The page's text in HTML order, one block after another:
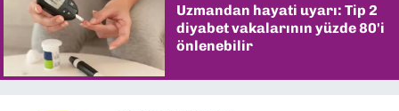
Uzmandan hayati uyarı: Tip 2
diyabet vakalarının yüzde 80'i
önlenebilir